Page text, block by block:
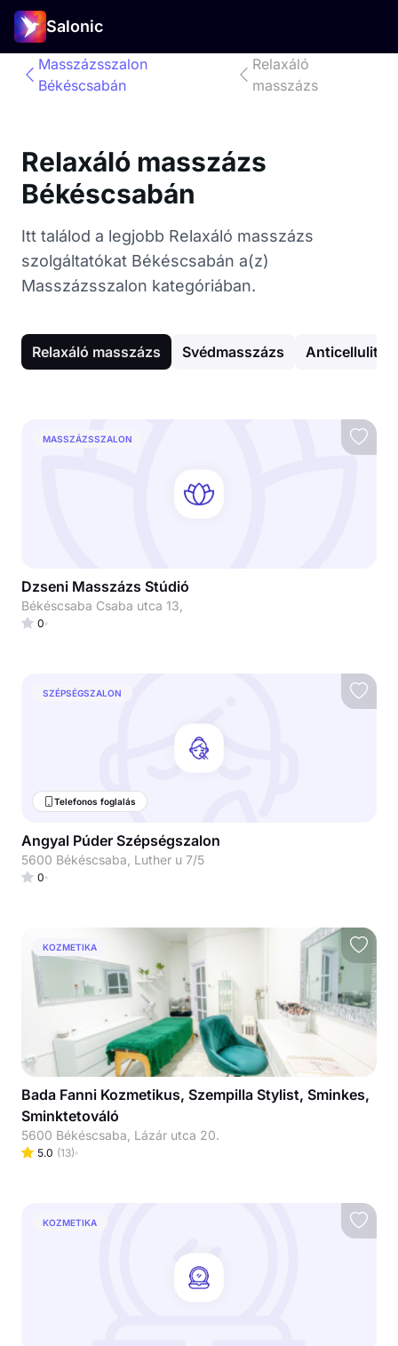
Salonic
Masszázsszalon
Békéscsabán
Relaxáló
masszázs
Relaxáló masszázs
Békéscsabán
Itt találod a legjobb Relaxáló masszázs
szolgáltatókat Békéscsabán a(z)
Masszázsszalon kategóriában.
Relaxáló masszázs Svédmasszázs Anticellulit
MASSZÁZSSZALON
Dzseni Masszázs Stúdió
Békéscsaba Csaba utca 13,
0
SZÉPSÉGSZALON
Telefonos foglalás
Angyal Púder Szépségszalon
5600 Békéscsaba, Luther u 7/5
0
KOZMETIKA
Bada Fanni Kozmetikus, Szempilla Stylist, Sminkes,
Sminktetováló
5600 Békéscsaba, Lázár utca 20.
5.0 (13)
KOZMETIKA